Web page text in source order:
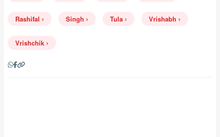
Rashifal Singh Tula Vrishabh
Vrishchik